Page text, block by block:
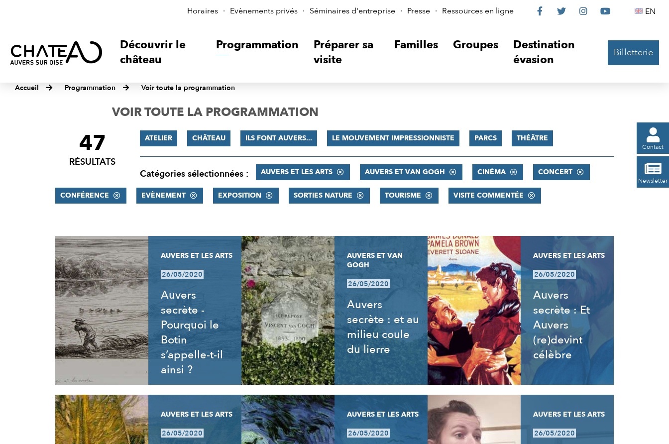
Horaires Evènements privés Séminaires d'entreprise Presse Ressources en ligne
Le
sur

Le

Le

Le
 EN
Découvrir le
château
Programmation
Préparer sa
visite
Familles Groupes
Destination
évasion
Billetterie
Accueil Programmation Voir toute la programmation

Contact

Newsletter
VOIR TOUTE LA PROGRAMMATION
FILTRER
RÉSULTATS
47
RÉSULTATS
ATELIER CHÂTEAU ILS FONT AUVERS... LE MOUVEMENT IMPRESSIONNISTE PARCS THÉÂTRE
Catégories sélectionnées : AUVERS ET LES ARTS AUVERS ET VAN GOGH CINÉMA CONCERT
CONFÉRENCE EVÈNEMENT EXPOSITION SORTIES NATURE TOURISME VISITE COMMENTÉE
RÉSULTATS
AUVERS ET LES ARTS
26/05/2020
Auvers
secrète -
Pourquoi le
Botin
s’appelle-t-il
ainsi ?
AUVERS ET VAN
GOGH
26/05/2020
Auvers
secrète : et au
milieu coule
du lierre
AUVERS ET LES ARTS
26/05/2020
Auvers
secrète : Et
Auvers
(re)devint
célèbre
AUVERS ET LES ARTS
26/05/2020
AUVERS ET LES ARTS
26/05/2020
AUVERS ET LES ARTS
26/05/2020